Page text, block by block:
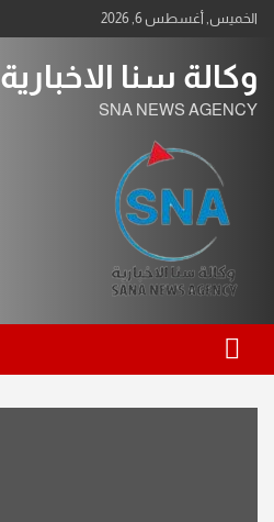
Skipالخميس, أغسطس 6, 2026
وكالة سنا الاخبارية
SNA NEWS AGENCY